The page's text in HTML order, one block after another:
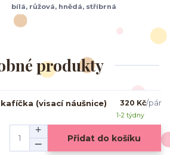
bílá, růžová, hnědá, stříbrná
produkty
(visací náušnice) 320 Kč/pár
1-2 týdny
Přidat do košíku